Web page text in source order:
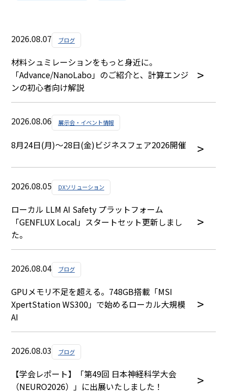
2026.08.07 ブログ
材料シュミレーションをもっと身近に。
「Advance/NanoLabo」のご紹介と、計算エンジ
ンの初心者向け解説
2026.08.06 展示会・イベント情報
8月24日(月)～28日(金)ビジネスフェア2026開催
2026.08.05 DXソリューション
ローカル LLM AI Safety プラットフォーム
「GENFLUX Local」スタートセット更新しまし
た。
2026.08.04 ブログ
GPUメモリ不足を超える。748GB搭載「MSI
XpertStation WS300」で始めるローカル大規模
AI
2026.08.03 ブログ
【学会レポート】「第49回 日本神経科学大会
（NEURO2026）」に出展いたしました！